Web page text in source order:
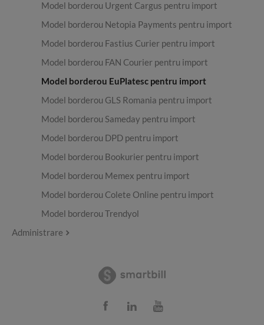
Model borderou Urgent Cargus pentru import
Model borderou Netopia Payments pentru import
Model borderou Fastius Curier pentru import
Model borderou FAN Courier pentru import
Model borderou EuPlatesc pentru import
Model borderou GLS Romania pentru import
Model borderou Sameday pentru import
Model borderou DPD pentru import
Model borderou Bookurier pentru import
Model borderou Memex pentru import
Model borderou Colete Online pentru import
Model borderou Trendyol
Administrare